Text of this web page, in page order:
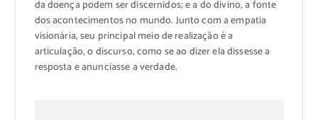
da doença podem ser discernidos; e a do divino, a fonte
dos acontecimentos no mundo. Junto com a empatia
visionária, seu principal meio de realização é a
articulação, o discurso, como se ao dizer ela dissesse a
resposta e anunciasse a verdade.